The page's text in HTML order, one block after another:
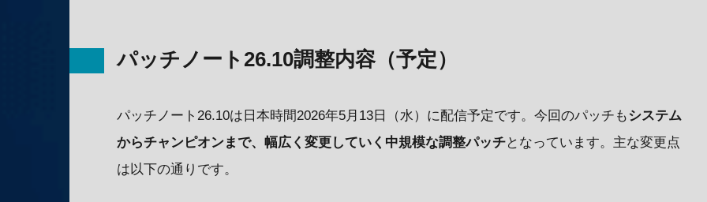
パッチノート26.10調整内容（予定）
パッチノート26.10は日本時間2026年5月13日（水）に配信予定です。今回のパッチもシステム
からチャンピオンまで、幅広く変更していく中規模な調整パッチとなっています。主な変更点
は以下の通りです。